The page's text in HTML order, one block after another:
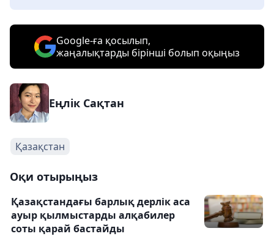
Google-ға қосылып,
жаңалықтарды бірінші болып оқыңыз
Еңлік Сақтан
Қазақстан
Оқи отырыңыз
Қазақстандағы барлық дерлік аса
ауыр қылмыстарды алқабилер
соты қарай бастайды